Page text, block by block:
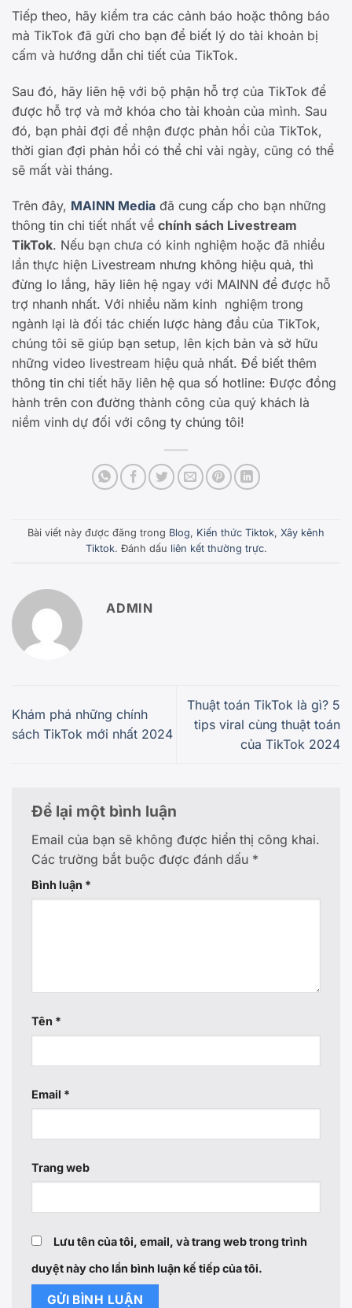
Tiếp theo, hãy kiểm tra các cảnh báo hoặc thông báo
mà TikTok đã gửi cho bạn để biết lý do tài khoản bị
cấm và hướng dẫn chi tiết của TikTok.
Sau đó, hãy liên hệ với bộ phận hỗ trợ của TikTok để
được hỗ trợ và mở khóa cho tài khoản của mình. Sau
đó, bạn phải đợi để nhận được phản hồi của TikTok,
thời gian đợi phản hồi có thể chỉ vài ngày, cũng có thể
sẽ mất vài tháng.
Trên đây, MAINN Media đã cung cấp cho bạn những
thông tin chi tiết nhất về chính sách Livestream
TikTok. Nếu bạn chưa có kinh nghiệm hoặc đã nhiều
lần thực hiện Livestream nhưng không hiệu quả, thì
đừng lo lắng, hãy liên hệ ngay với MAINN để được hỗ
trợ nhanh nhất. Với nhiều năm kinh nghiệm trong
ngành lại là đối tác chiến lược hàng đầu của TikTok,
chúng tôi sẽ giúp bạn setup, lên kịch bản và sở hữu
những video livestream hiệu quả nhất. Để biết thêm
thông tin chi tiết hãy liên hệ qua số hotline: Được đồng
hành trên con đường thành công của quý khách là
niềm vinh dự đối với công ty chúng tôi!
Bài viết này được đăng trong Blog, Kiến thức Tiktok, Xây kênh
Tiktok. Đánh dấu liên kết thường trực.
ADMIN
Khám phá những chính
sách TikTok mới nhất 2024
Thuật toán TikTok là gì? 5
tips viral cùng thuật toán
của TikTok 2024
Để lại một bình luận
Email của bạn sẽ không được hiển thị công khai.
Các trường bắt buộc được đánh dấu *
Bình luận *
Tên *
Email *
Trang web
Lưu tên của tôi, email, và trang web trong trình
duyệt này cho lần bình luận kế tiếp của tôi.